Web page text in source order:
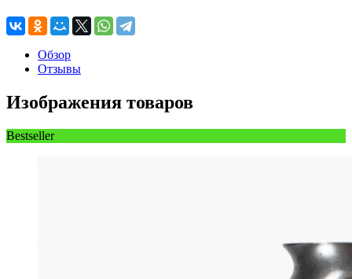
Обзор
Отзывы
Изображения товаров
Bestseller